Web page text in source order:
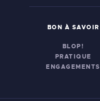
BON À SAVOIR
BLOP!
PRATIQUE
ENGAGEMENTS